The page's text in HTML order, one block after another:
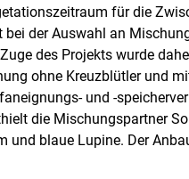
für die
bei der Auswahl an
des Projekts wurde
ohne Kreuzblütler und
und -
die Mischungspartner
und blaue Lupine. Der